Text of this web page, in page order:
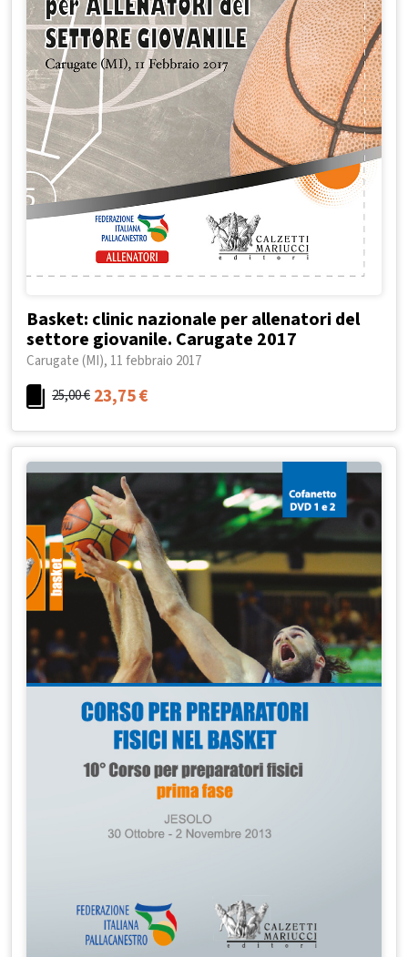
Basket: clinic nazionale per allenatori del
settore giovanile. Carugate 2017
Carugate (MI), 11 febbraio 2017
25,00€ 23,75€